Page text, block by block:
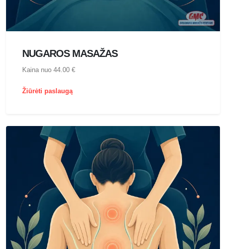
NUGAROS MASAŽAS
Kaina nuo 44.00 €
Žiūrėti paslaugą